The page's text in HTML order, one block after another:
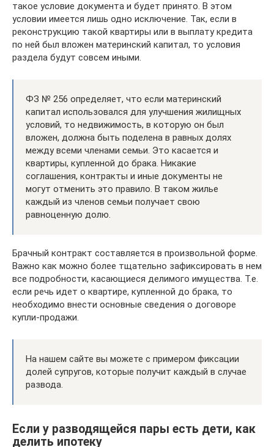
такое условие документа и будет принято. В этом
условии имеется лишь одно исключение. Так, если в
реконструкцию такой квартиры или в выплату кредита
по ней был вложен материнский капитал, то условия
раздела будут совсем иными.
ФЗ № 256 определяет, что если материнский
капитал использовался для улучшения жилищных
условий, то недвижимость, в которую он был
вложен, должна быть поделена в равных долях
между всеми членами семьи. Это касается и
квартиры, купленной до брака. Никакие
соглашения, контракты и иные документы не
могут отменить это правило. В таком жилье
каждый из членов семьи получает свою
равноценную долю.
Брачный контракт составляется в произвольной форме.
Важно как можно более тщательно зафиксировать в нем
все подробности, касающиеся делимого имущества. Т.е.
если речь идет о квартире, купленной до брака, то
необходимо внести основные сведения о договоре
купли-продажи.
На нашем сайте вы можете с примером фиксации
долей супругов, которые получит каждый в случае
развода.
Если у разводящейся пары есть дети, как
делить ипотеку